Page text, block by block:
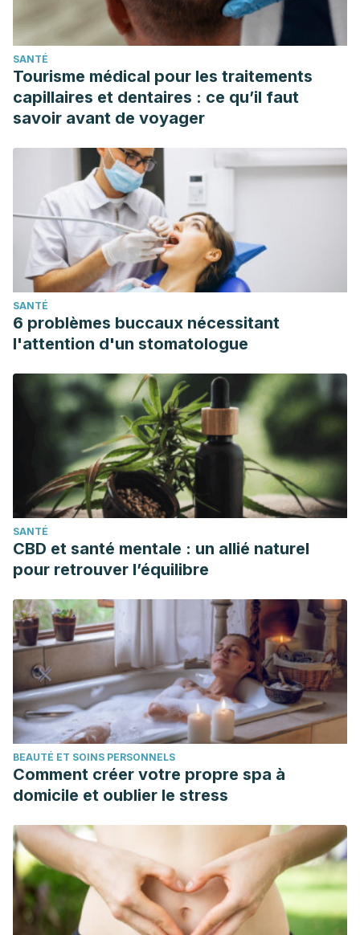
SANTÉ
Tourisme médical pour les traitements
capillaires et dentaires : ce qu’il faut
savoir avant de voyager
SANTÉ
6 problèmes buccaux nécessitant
l'attention d'un stomatologue
SANTÉ
CBD et santé mentale : un allié naturel
pour retrouver l’équilibre
BEAUTÉ ET SOINS PERSONNELS
Comment créer votre propre spa à
domicile et oublier le stress